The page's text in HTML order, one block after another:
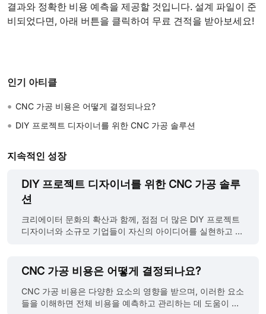
결과와 정확한 비용 예측을 제공할 것입니다. 설계 파일이 준
비되었다면, 아래 버튼을 클릭하여 무료 견적을 받아보세요!
인기 아티클
• CNC 가공 비용은 어떻게 결정되나요?
• DIY 프로젝트 디자이너를 위한 CNC 가공 솔루션
지속적인 성장
DIY 프로젝트 디자이너를 위한 CNC 가공 솔루
션
크리에이터 문화의 확산과 함께, 점점 더 많은 DIY 프로젝트
디자이너와 소규모 기업들이 자신의 아이디어를 실현하고 있
로젝트에 정확하고 신뢰할 수 있는 제조 지원을 제공합니다.
CNC 가공은 고정밀·소재 다양성·자동화의 장점 덕분에 DIY
분야에서 각광받고 있습니다. 맞춤 부품 제작부터 소량 생산
까지, CNC 가공은 다양한 요구를 충족시켜 디자이너들의 창
CNC 가공 비용은 어떻게 결정되나요?
CNC 가공 비용은 다양한 요소의 영향을 받으며, 이러한 요소
들을 이해하면 전체 비용을 예측하고 관리하는 데 도움이 됩